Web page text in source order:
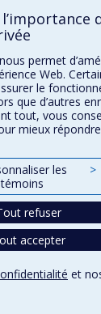
permet
Web.
le
que d’autres
tout, vous
mieux
les
témoins
>
refuser
accepter
et